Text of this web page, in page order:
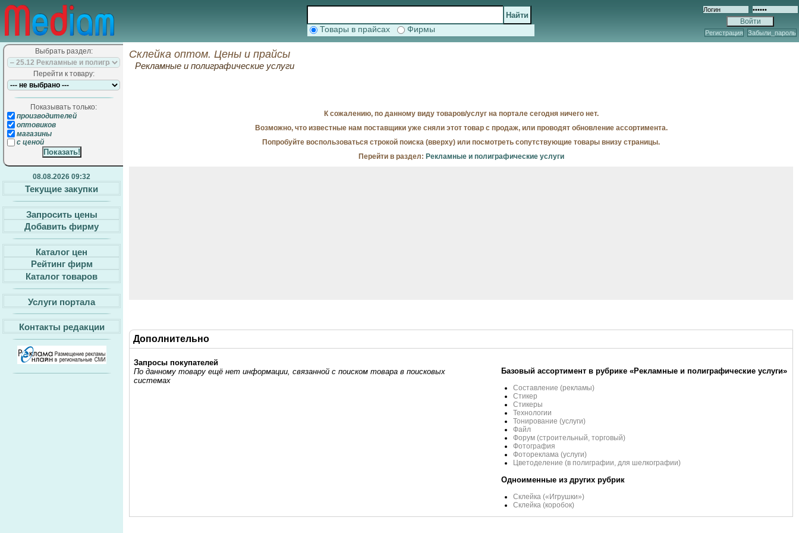
Товары в прайсах Фирмы Регистрация Забыли_пароль
Выбрать раздел:
Перейти к товару:
Показывать только:
производителей
оптовиков
магазины
с ценой
08.08.2026 09:32
Текущие закупки
Запросить цены
Добавить фирму
Каталог цен
Рейтинг фирм
Каталог товаров
Услуги портала
Контакты редакции
Склейка оптом. Цены и прайсы
Рекламные и полиграфические услуги
К сожалению, по данному виду товаров/услуг на портале сегодня ничего нет.
Возможно, что известные нам поставщики уже сняли этот товар с продаж, или проводят обновление ассортимента.
Попробуйте воспользоваться строкой поиска (вверху) или посмотреть сопутствующие товары внизу страницы.
Перейти в раздел: Рекламные и полиграфические услуги
Дополнительно
Запросы покупателей
По данному товару ещё нет информации, связанной с поиском товара в поисковых
системах
Базовый ассортимент в рубрике «Рекламные и полиграфические услуги»
Составление (рекламы)
Стикер
Стикеры
Технологии
Тонирование (услуги)
Файл
Форум (строительный, торговый)
Фотография
Фотореклама (услуги)
Цветоделение (в полиграфии, для шелкографии)
Одноименные из других рубрик
Склейка («Игрушки»)
Склейка (коробок)